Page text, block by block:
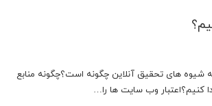
شیوه های تحقیق آنلاین چگونه است؟چگونه منابع
کنیم؟اعتبار وب سایت ها را…